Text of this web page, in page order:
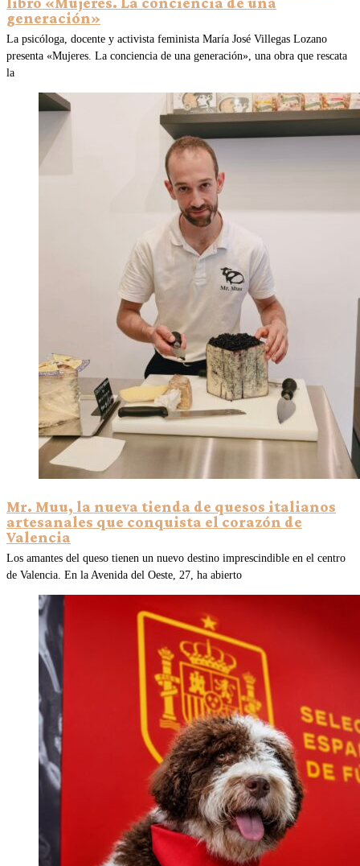
generación»
La psicóloga, docente y activista feminista María José Villegas Lozano
presenta «Mujeres. La conciencia de una generación», una obra que rescata
la
Mr. Muu, la nueva tienda de quesos italianos
artesanales que conquista el corazón de
Valencia
Los amantes del queso tienen un nuevo destino imprescindible en el centro
de Valencia. En la Avenida del Oeste, 27, ha abierto